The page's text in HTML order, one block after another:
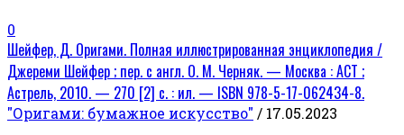
0
Шейфер, Д. Оригами. Полная иллюстрированная энциклопедия /
Джереми Шейфер ; пер. с англ. О. М. Черняк. — Москва : АСТ ;
Астрель, 2010. — 270 [2] с. : ил. — ISBN 978-5-17-062434-8.
"Оригами: бумажное искусство" / 17.05.2023